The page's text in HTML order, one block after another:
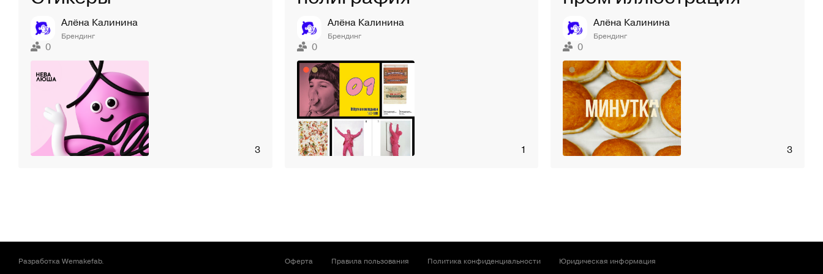
Алёна Калинина
Брендинг
0
3
Алёна Калинина
Брендинг
0
1
Алёна Калинина
Брендинг
0
3
РазработкаWemakefab. Оферта Правила пользования Политика конфиденциальности Юридическая информация